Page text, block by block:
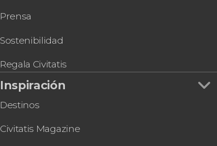
Entradas a Wynwood Walls
Hard Rock Cafe Miami
Tour por el LoanDepot Park, el estadio de los
Marlins
Prensa
Sostenibilidad
Regala Civitatis
Inspiración
Destinos
Civitatis Magazine